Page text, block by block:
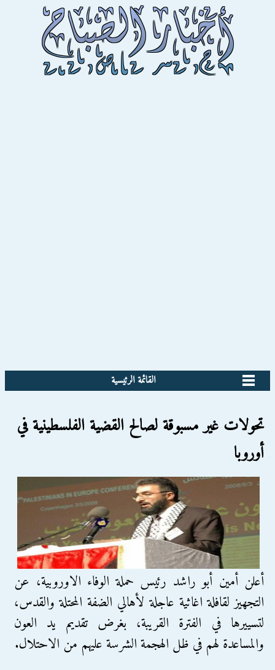
القائمة الرئيسية
تحولات غير مسبوقة لصالح القضية الفلسطينية في
أوروبا
أعلن أمين أبو راشد رئيس حملة الوفاء الاوروبية، عن
التجهيز لقافلة اغاثية عاجلة لأهالي الضفة المحتلة والقدس،
لتسييرها في الفترة القريبة، بغرض تقديم يد العون
والمساعدة لهم في ظل الهجمة الشرسة عليهم من الاحتلال.